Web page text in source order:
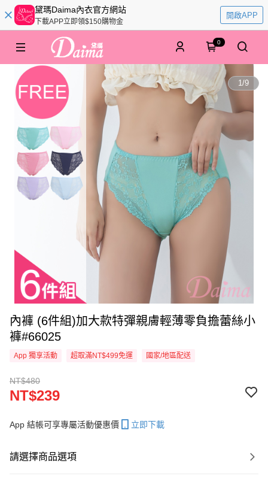
黛瑪Daima內衣官方網站
下載APP立即領$150購物金
開啟APP
0
1/9
內褲 (6件組)加大款特彈親膚輕薄零負擔蕾絲小
褲#66025
App 獨享活動 超取滿NT$499免運 國家/地區配送
NT$480
NT$239
App 結帳可享專屬活動優惠價 立即下載
請選擇商品選項